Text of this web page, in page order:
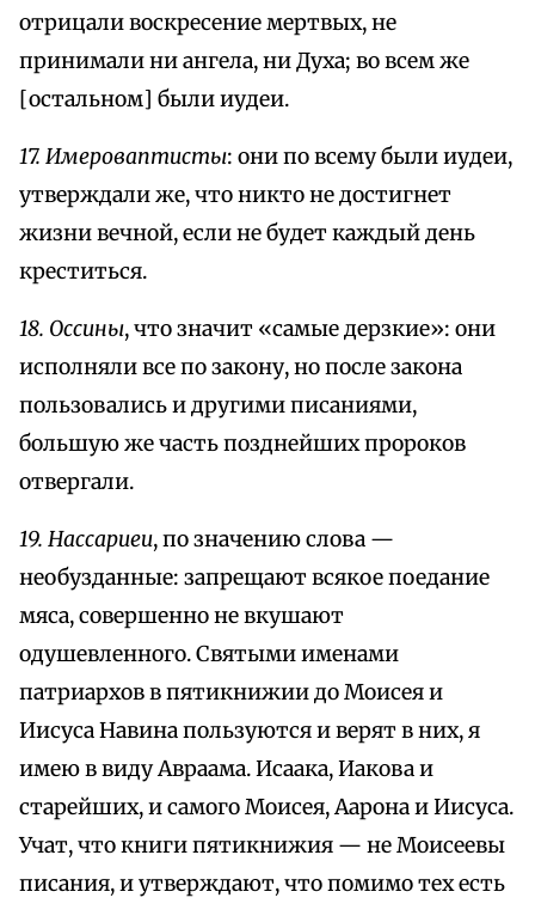
отрицали воскресение мертвых, не
принимали ни ангела, ни Духа; во всем же
[остальном] были иудеи.
17. Имероваптисты: они по всему были иудеи,
утверждали же, что никто не достигнет
жизни вечной, если не будет каждый день
креститься.
18. Оссины, что значит «самые дерзкие»: они
исполняли все по закону, но после закона
пользовались и другими писаниями,
большую же часть позднейших пророков
отвергали.
19. Нассариеи, по значению слова —
необузданные: запрещают всякое поедание
мяса, совершенно не вкушают
одушевленного. Святыми именами
патриархов в пятикнижии до Моисея и
Иисуса Навина пользуются и верят в них, я
имею в виду Авраама. Исаака, Иакова и
старейших, и самого Моисея, Аарона и Иисуса.
Учат, что книги пятикнижия — не Моисеевы
писания, и утверждают, что помимо тех есть